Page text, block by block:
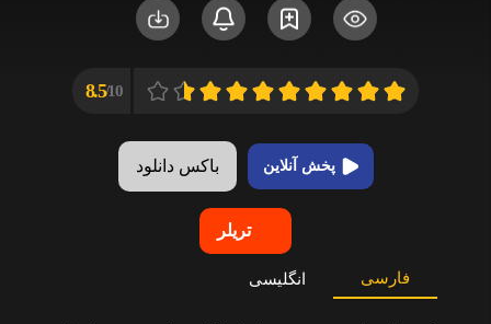
10/
8.5
پخش آنلاین باکس دانلود
تریلر
فارسی انگلیسی